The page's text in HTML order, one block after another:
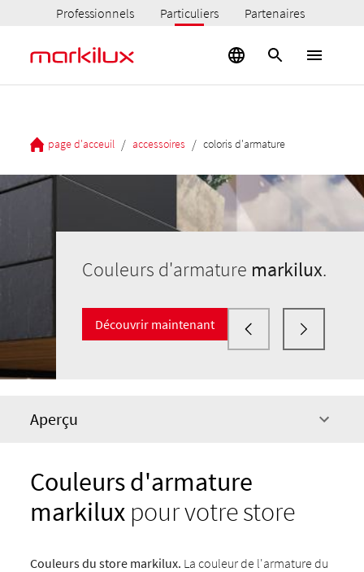
Professionnels Particuliers Partenaires
page d'acceuil / accessoires / coloris d'armature
Couleurs d'armature markilux.
markilux
Découvrir maintenant
Aperçu
Couleurs d'armature
markilux pour votre store
Couleurs du store markilux. La couleur de l'armature du